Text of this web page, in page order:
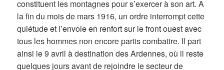
constituent les montagnes pour s’exercer à son art. A
la fin du mois de mars 1916, un ordre interrompt cette
quiétude et l’envoie en renfort sur le front ouest avec
tous les hommes non encore partis combattre. Il part
ainsi le 9 avril à destination des Ardennes, où il reste
quelques jours avant de rejoindre le secteur de